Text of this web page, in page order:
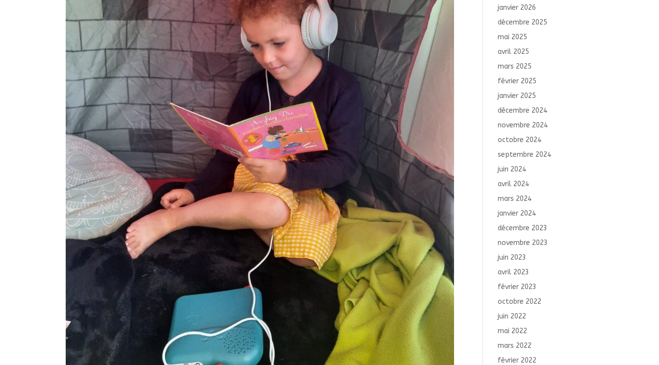
janvier 2026
décembre 2025
mai 2025
avril 2025
mars 2025
février 2025
janvier 2025
décembre 2024
novembre 2024
octobre 2024
septembre 2024
juin 2024
avril 2024
mars 2024
janvier 2024
décembre 2023
novembre 2023
juin 2023
avril 2023
février 2023
octobre 2022
juin 2022
mai 2022
mars 2022
février 2022